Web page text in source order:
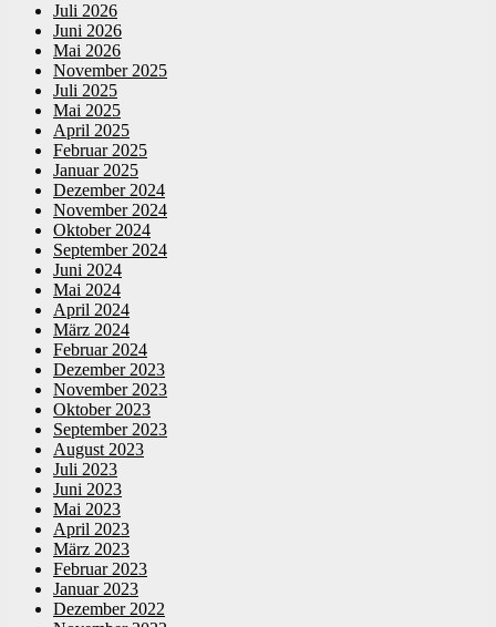
Juli 2026
Juni 2026
Mai 2026
November 2025
Juli 2025
Mai 2025
April 2025
Februar 2025
Januar 2025
Dezember 2024
November 2024
Oktober 2024
September 2024
Juni 2024
Mai 2024
April 2024
März 2024
Februar 2024
Dezember 2023
November 2023
Oktober 2023
September 2023
August 2023
Juli 2023
Juni 2023
Mai 2023
April 2023
März 2023
Februar 2023
Januar 2023
Dezember 2022